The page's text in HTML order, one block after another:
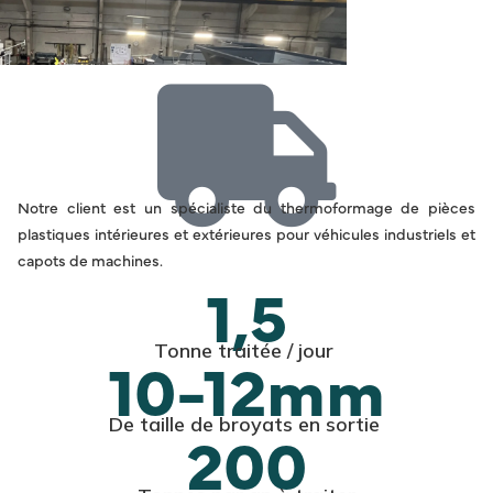
Notre client est un spécialiste du thermoformage de pièces
plastiques intérieures et extérieures pour véhicules industriels et
capots de machines.
1,5
Tonne traitée / jour
10-12mm
De taille de broyats en sortie
200